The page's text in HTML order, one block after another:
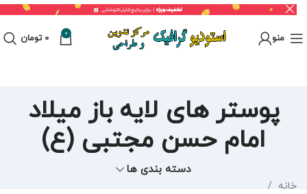
منو 0
0 تومان
پوستر های لایه باز میلاد
امام حسن مجتبی (ع)
دسته بندی ها
خانه